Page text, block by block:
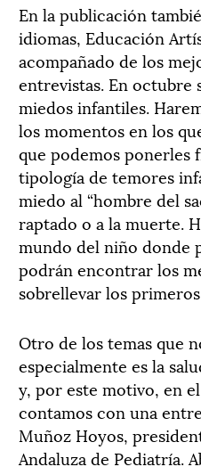
En la publicación
idiomas, Educación
acompañado de los
entrevistas. En octubre
miedos infantiles.
los momentos en los
que podemos ponerles
tipología de temores
miedo al “hombre del
raptado o a la muerte.
mundo del niño donde
podrán encontrar los
sobrellevar los
Otro de los temas que
especialmente es la
y, por este motivo, en
contamos con una
Muñoz Hoyos,
Andaluza de Pediatría.